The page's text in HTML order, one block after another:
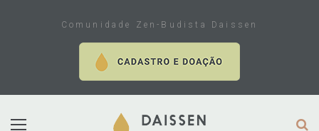
Comunidade Zen-Budista Daissen